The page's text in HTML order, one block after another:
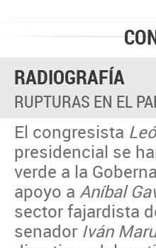
RADIOGRAFÍA
RUPTURAS EN EL
El congresista
presidencial se
verde a la
apoyo a Aníbal
sector fajardista
senador Iván